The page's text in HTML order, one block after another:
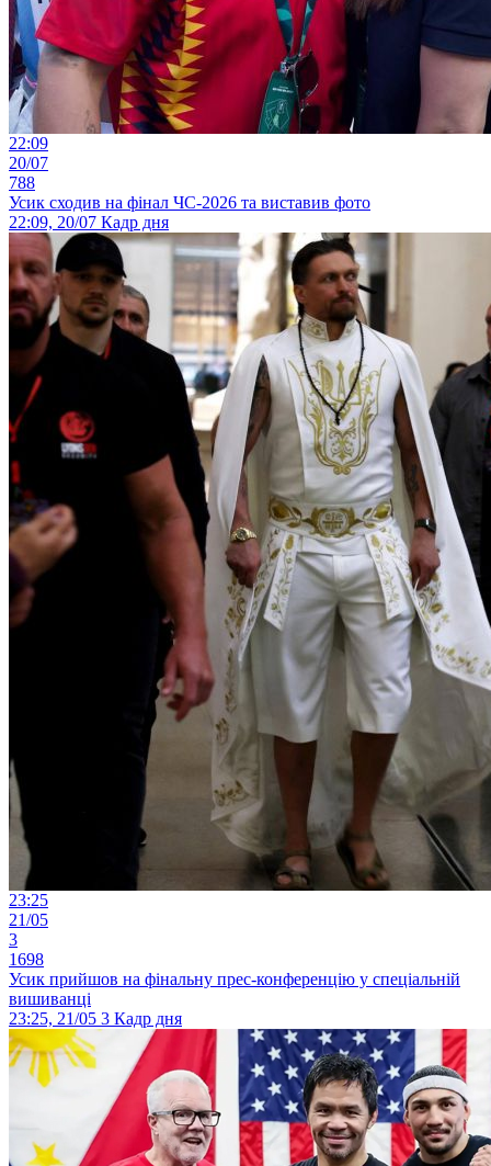
22:09
20/07
788
Усик сходив на фінал ЧС-2026 та виставив фото
22:09, 20/07 Кадр дня
23:25
21/05
3
1698
Усик прийшов на фінальну прес-конференцію у спеціальній
вишиванці
23:25, 21/05 3 Кадр дня